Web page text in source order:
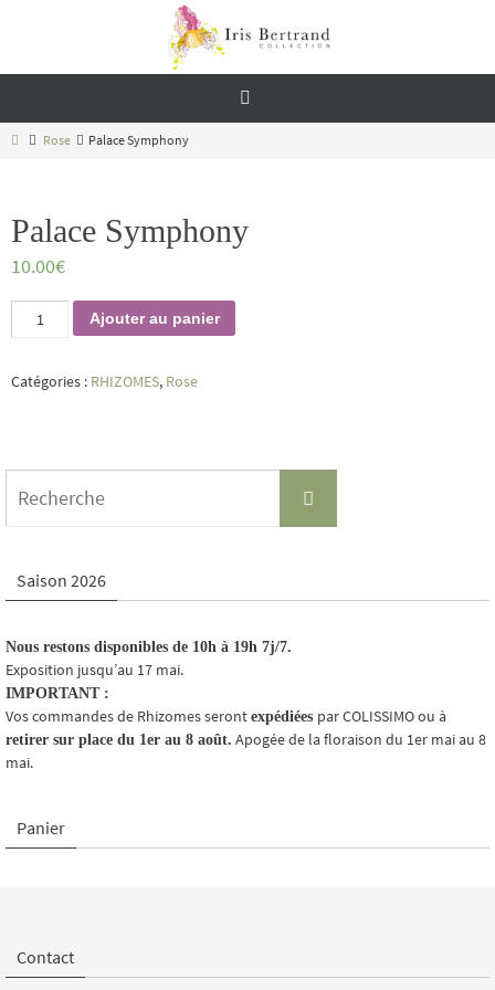
contenu
HomeRose Palace Symphony
Palace Symphony
10.00€
quantité
de
Symphony
Ajouter au panier
Catégories : RHIZOMES, Rose
Recherche
Saison 2026
Nous restons disponibles de 10h à 19h 7j/7.
Exposition jusqu’au 17 mai.
IMPORTANT :
Vos commandes de Rhizomes seront expédiées par COLISSIMO ou à
retirer sur place du 1er au 8 août. Apogée de la floraison du 1er mai au 8
mai.
Panier
Contact